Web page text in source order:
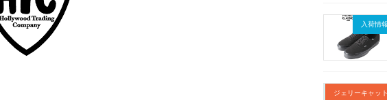
入荷情報
ジェリーキャット